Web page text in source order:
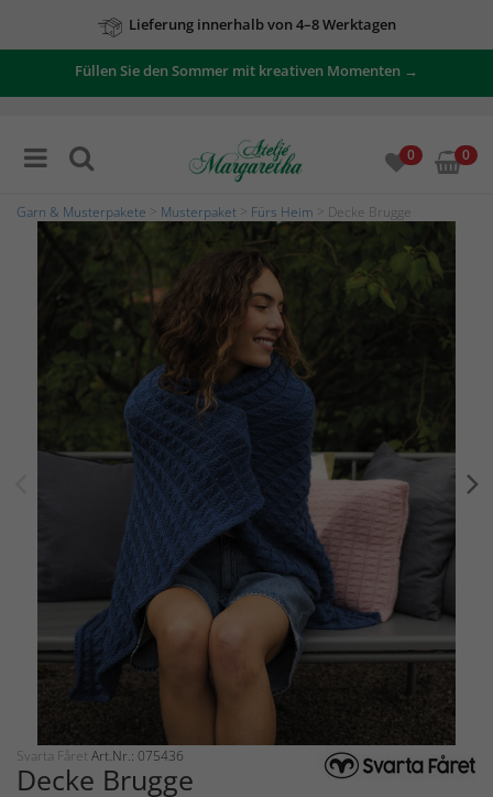
Lieferung innerhalb von 4–8 Werktagen
Zu unseren Angeboten
Füllen Sie den Sommer mit kreativen Momenten →
0 0
Garn & Musterpakete Musterpaket Fürs Heim > Decke Brugge
Svarta Fåret Art.Nr.: 075436
Decke Brugge